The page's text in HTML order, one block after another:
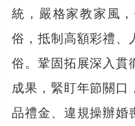
統，嚴格家教家風
俗，抵制高額彩禮、
俗。鞏固拓展深入貫
成果，緊盯年節關口
品禮金、違規操辦婚